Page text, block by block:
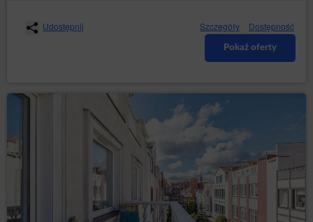
Udostępnij Szczegóły Dostępność
Pokaż oferty